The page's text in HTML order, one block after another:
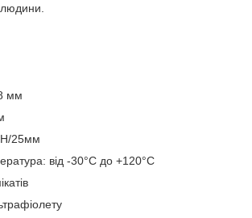
мм
25мм
від -30°C до +120°C